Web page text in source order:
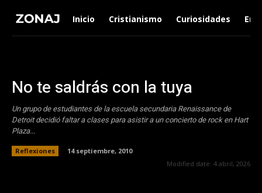
Inicio Cristianismo Curiosidades
No te saldrás con la tuya
Un grupo de estudiantes de la escuela secundaria Renaissance de
Detroit decidió faltar a clases para asistir a un concierto de rock en Hart
Plaza...
Reflexiones
14 septiembre, 2010
Modified date: 4 abril, 2026